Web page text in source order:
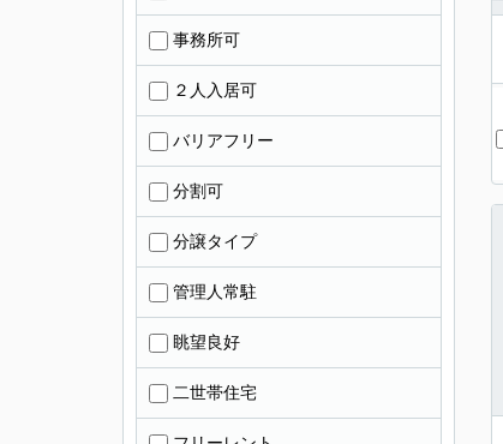
事務所可
２人入居可
バリアフリー
分割可
分譲タイプ
管理人常駐
眺望良好
二世帯住宅